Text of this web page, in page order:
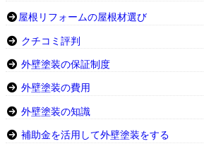
屋根リフォームの屋根材選び
クチコミ評判
外壁塗装の保証制度
外壁塗装の費用
外壁塗装の知識
補助金を活用して外壁塗装をする